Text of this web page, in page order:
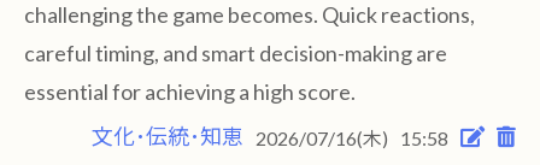
challenging the game becomes. Quick reactions,
careful timing, and smart decision-making are
essential for achieving a high score.
文化･伝統･知恵
2026/07/16(木) 15:58